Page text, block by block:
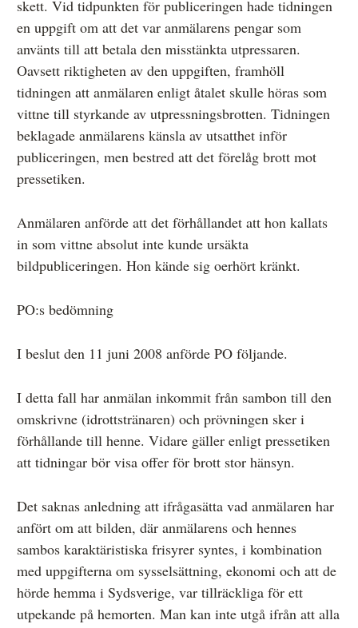
skett. Vid tidpunkten för publiceringen hade tidningen
en uppgift om att det var anmälarens pengar som
använts till att betala den misstänkta utpressaren.
Oavsett riktigheten av den uppgiften, framhöll
tidningen att anmälaren enligt åtalet skulle höras som
vittne till styrkande av utpressningsbrotten. Tidningen
beklagade anmälarens känsla av utsatthet inför
publiceringen, men bestred att det förelåg brott mot
pressetiken.
Anmälaren anförde att det förhållandet att hon kallats
in som vittne absolut inte kunde ursäkta
bildpubliceringen. Hon kände sig oerhört kränkt.
PO:s bedömning
I beslut den 11 juni 2008 anförde PO följande.
I detta fall har anmälan inkommit från sambon till den
omskrivne (idrottstränaren) och prövningen sker i
förhållande till henne. Vidare gäller enligt pressetiken
att tidningar bör visa offer för brott stor hänsyn.
Det saknas anledning att ifrågasätta vad anmälaren har
anfört om att bilden, där anmälarens och hennes
sambos karaktäristiska frisyrer syntes, i kombination
med uppgifterna om sysselsättning, ekonomi och att de
hörde hemma i Sydsverige, var tillräckliga för ett
utpekande på hemorten. Man kan inte utgå ifrån att alla